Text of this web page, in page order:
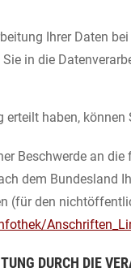
Ihrer Daten
in die
erteilt haben,
Beschwerde an
dem Bundesland
(für den
DURCH DIE